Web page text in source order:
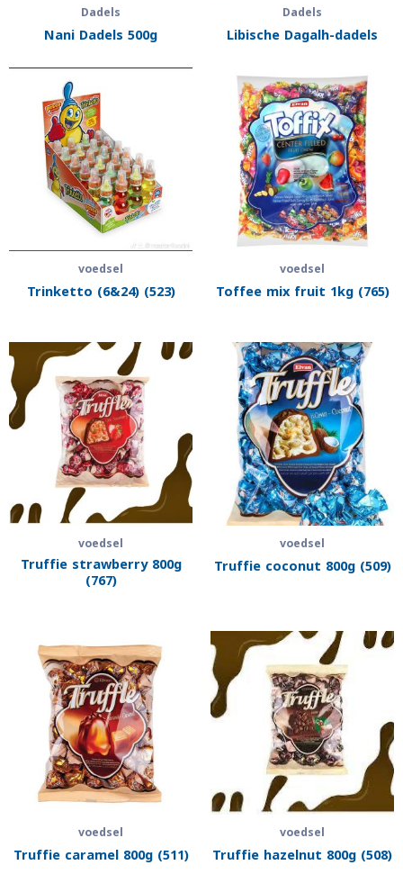
Dadels
Nani Dadels 500g
Dadels
Libische Dagalh-dadels
voedsel
Trinketto (6&24) (523)
voedsel
Toffee mix fruit 1kg (765)
voedsel
Truffie strawberry 800g
(767)
voedsel
Truffie coconut 800g (509)
voedsel
Truffie caramel 800g (511)
voedsel
Truffie hazelnut 800g (508)